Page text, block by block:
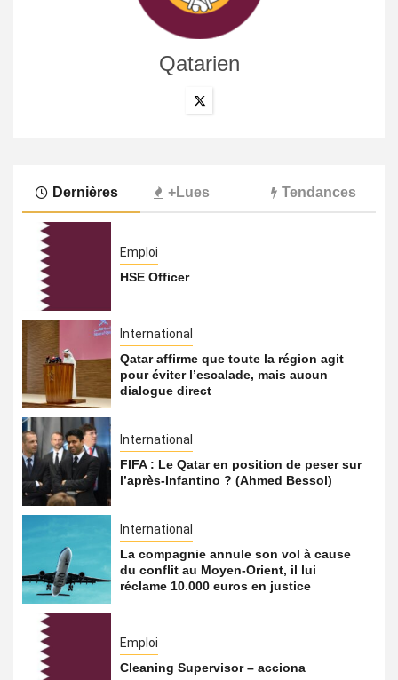
Qatarien
Dernières +Lues Tendances
Emploi
HSE Officer
International
Qatar affirme que toute la région agit
pour éviter l’escalade, mais aucun
dialogue direct
International
FIFA : Le Qatar en position de peser sur
l’après-Infantino ? (Ahmed Bessol)
International
La compagnie annule son vol à cause
du conflit au Moyen-Orient, il lui
réclame 10.000 euros en justice
Emploi
Cleaning Supervisor – acciona